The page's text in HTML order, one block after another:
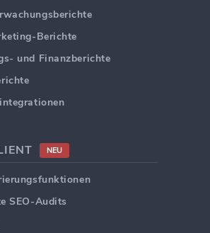
Berichte
und Finanzberichte
NEU
SEO-Audits